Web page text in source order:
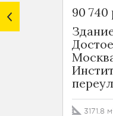
90
3171.8